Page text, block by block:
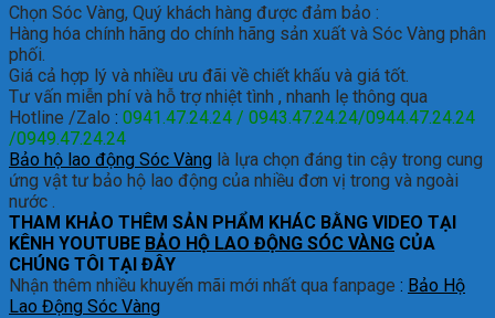
Chọn Sóc Vàng, Quý khách hàng được đảm bảo :
Hàng hóa chính hãng do chính hãng sản xuất và Sóc Vàng phân
phối.
Giá cả hợp lý và nhiều ưu đãi về chiết khấu và giá tốt.
Tư vấn miễn phí và hỗ trợ nhiệt tình , nhanh lẹ thông qua
Hotline /Zalo : 0941.47.24.24 / 0943.47.24.24/0944.47.24.24
/0949.47.24.24
Bảo hộ lao động Sóc Vàng là lựa chọn đáng tin cậy trong cung
ứng vật tư bảo hộ lao động của nhiều đơn vị trong và ngoài
nước .
THAM KHẢO THÊM SẢN PHẨM KHÁC BẰNG VIDEO TẠI
KÊNH YOUTUBE BẢO HỘ LAO ĐỘNG SÓC VÀNG CỦA
CHÚNG TÔI TẠI ĐÂY
Nhận thêm nhiều khuyến mãi mới nhất qua fanpage : Bảo Hộ
Lao Động Sóc Vàng